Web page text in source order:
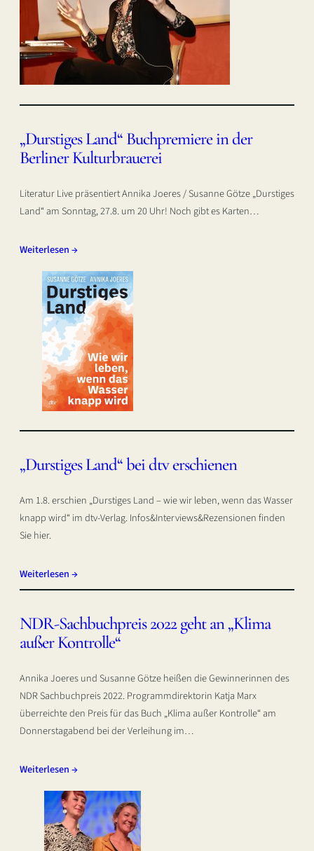
„Durstiges Land“ Buchpremiere in der
Berliner Kulturbrauerei
Literatur Live präsentiert Annika Joeres / Susanne Götze „Durstiges
Land“ am Sonntag, 27.8. um 20 Uhr! Noch gibt es Karten…
Weiterlesen →
„Durstiges Land“ bei dtv erschienen
Am 1.8. erschien „Durstiges Land – wie wir leben, wenn das Wasser
knapp wird“ im dtv-Verlag. Infos&Interviews&Rezensionen finden
Sie hier.
Weiterlesen →
NDR-Sachbuchpreis 2022 geht an „Klima
außer Kontrolle“
Annika Joeres und Susanne Götze heißen die Gewinnerinnen des
NDR Sachbuchpreis 2022. Programmdirektorin Katja Marx
überreichte den Preis für das Buch „Klima außer Kontrolle“ am
Donnerstagabend bei der Verleihung im…
Weiterlesen →